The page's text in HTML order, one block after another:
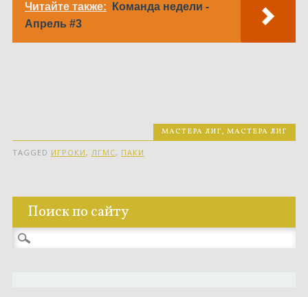
Читайте также:
Команда недели -
Апрель #3
МАСТЕРА ЛИГ,МАСТЕРА ЛИГ
TAGGED ИГРОКИ , ЛГМС, ПАКИ
Поиск по сайту
Найти: